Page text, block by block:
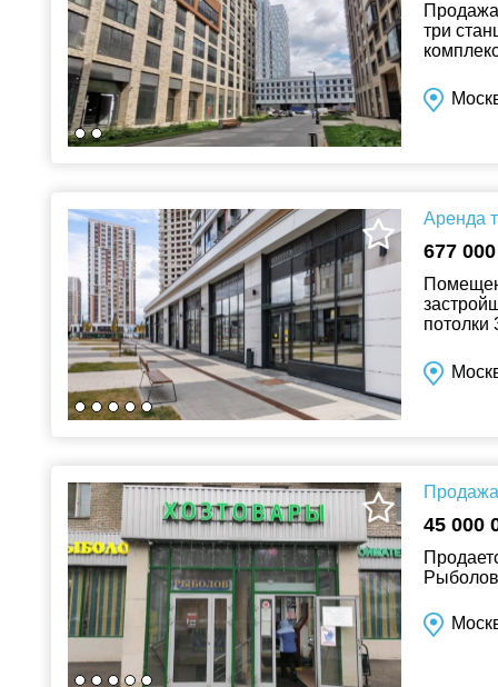
три
Аренда
677
потолки
45 000